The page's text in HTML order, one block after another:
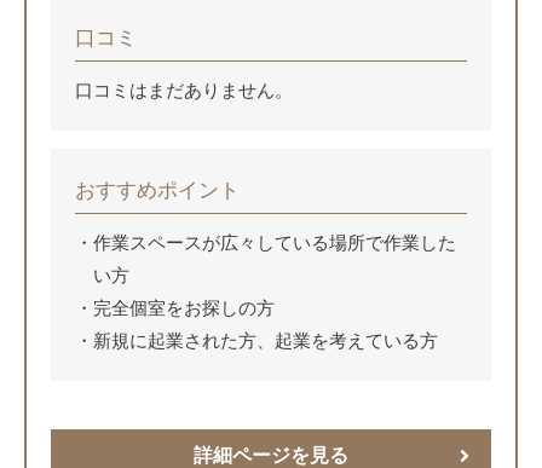
口コミ
口コミはまだありません。
おすすめポイント
作業スペースが広々している場所で作業した
い方
完全個室をお探しの方
新規に起業された方、起業を考えている方
詳細ページを見る